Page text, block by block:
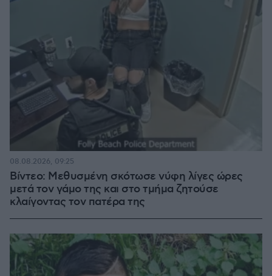
Βίντεο: Μεθυσμένη σκότωσε νύφη λίγες ώρες
μετά τον γάμο της και στο τμήμα ζητούσε
κλαίγοντας τον πατέρα της
08.08.2026, 09:25